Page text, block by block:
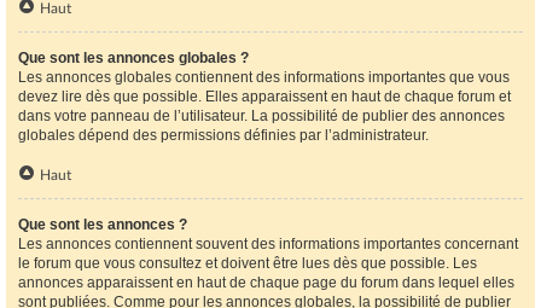
Haut
Que sont les annonces globales ?
Les annonces globales contiennent des informations importantes que vous
devez lire dès que possible. Elles apparaissent en haut de chaque forum et
dans votre panneau de l’utilisateur. La possibilité de publier des annonces
globales dépend des permissions définies par l’administrateur.
Haut
Que sont les annonces ?
Les annonces contiennent souvent des informations importantes concernant
le forum que vous consultez et doivent être lues dès que possible. Les
annonces apparaissent en haut de chaque page du forum dans lequel elles
sont publiées. Comme pour les annonces globales, la possibilité de publier